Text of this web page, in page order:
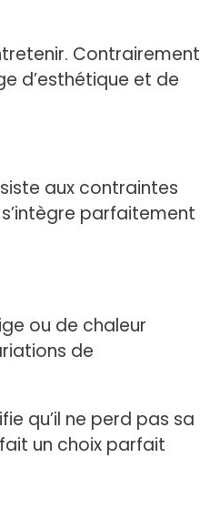
Contrairement
d’esthétique et de
aux contraintes
parfaitement
ou de chaleur
de
qu’il ne perd pas sa
un choix parfait